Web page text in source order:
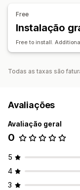
Free
Instalação
Free to install.
Todas as taxas são
Avaliações
Avaliação geral
0
5
4
3